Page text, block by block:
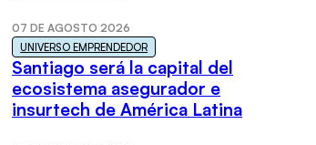
07 DE AGOSTO 2026
UNIVERSO EMPRENDEDOR
Santiago será la capital del
ecosistema asegurador e
insurtech de América Latina